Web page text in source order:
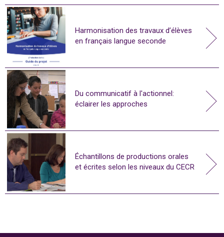
Harmonisation des travaux d’élèves
en français langue seconde
Du communicatif à l'actionnel:
éclairer les approches
Échantillons de productions orales
et écrites selon les niveaux du CECR